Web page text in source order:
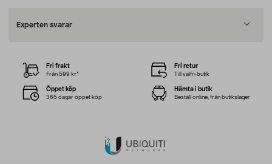
Experten svarar
Fri frakt
Från 599 kr*
Fri retur
Till valfri butik
Öppet köp
365 dagar öppet köp
Hämta i butik
Beställ online, från butikslager